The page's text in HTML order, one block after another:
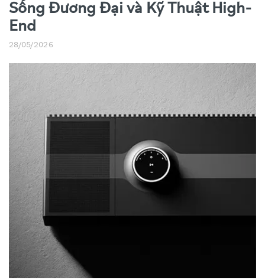
Sống Đương Đại và Kỹ Thuật High-
End
28/05/2026